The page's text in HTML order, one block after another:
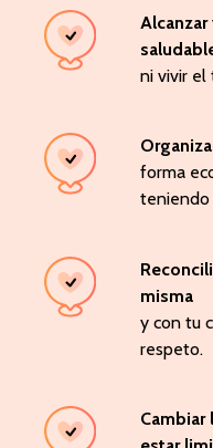
ni vivir
forma
teniendo
misma
y con tu
respeto.
Cambiar